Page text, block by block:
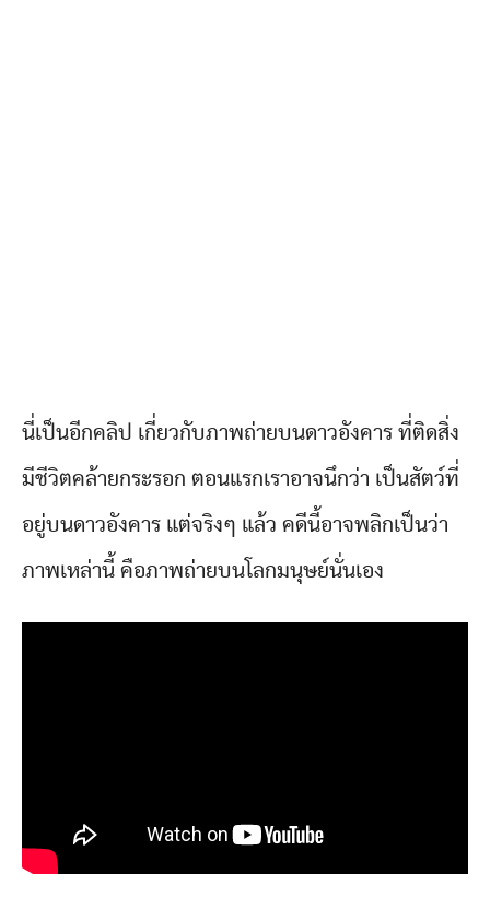
นี่เป็นอีกคลิป เกี่ยวกับภาพถ่ายบนดาวอังคาร ที่ติดสิ่ง
มีชีวิตคล้ายกระรอก ตอนแรกเราอาจนึกว่า เป็นสัตว์ที่
อยู่บนดาวอังคาร แต่จริงๆ แล้ว คดีนี้อาจพลิกเป็นว่า
ภาพเหล่านี้ คือภาพถ่ายบนโลกมนุษย์นั่นเอง